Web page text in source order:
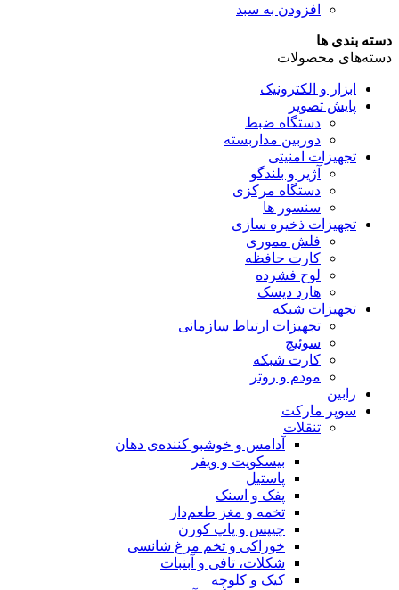
افزودن به سبد
دسته بندی ها
دسته‌های محصولات
ابزار و الکترونیک
پایش تصویر
دستگاه ضبط
دوربین مداربسته
تجهیزات امنیتی
آژیر و بلندگو
دستگاه مرکزی
سنسور ها
تجهیزات ذخیره سازی
فلش مموری
کارت حافظه
لوح فشرده
هارد دیسک
تجهیزات شبکه
تجهیزات ارتباط سازمانی
سوئیچ
کارت شبکه
مودم و روتر
رابین
سوپر مارکت
تنقلات
آدامس و خوشبو کننده‌ی دهان
بیسکویت و ویفر
پاستیل
پفک و اسنک
تخمه و مغز طعم‌دار
چیپس و پاپ کورن
خوراکی و تخم مرغ شانسی
شکلات، تافی و آبنبات
کیک و کلوچه